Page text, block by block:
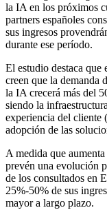
la IA en los próximos
partners españoles
sus ingresos
durante ese período.
El estudio destaca que
creen que la demanda
la IA crecerá más del
siendo la
experiencia del cliente
adopción de las
A medida que
prevén una evolución
de los consultados en
25%-50% de sus
mayor a largo plazo.